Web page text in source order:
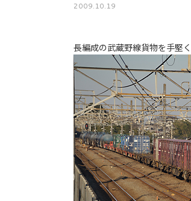
2009.10.19
長編成の武蔵野線貨物を手堅